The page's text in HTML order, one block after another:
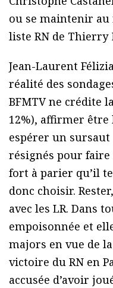
ou se maintenir
liste RN de Thierry
Jean-Laurent
réalité des
BFMTV ne crédite
12%), affirmer
espérer un
résignés pour faire
fort à parier qu’il
donc choisir.
avec les LR. Dans
empoisonnée et
majors en vue de
victoire du RN en
accusée d’avoir